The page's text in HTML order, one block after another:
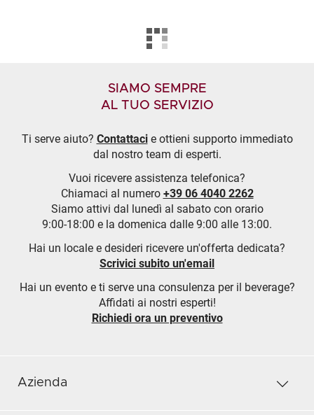
SIAMO SEMPRE
AL TUO SERVIZIO
Ti serve aiuto? Contattacie ottieni supporto immediato
dal nostro team di esperti.
Vuoi ricevere assistenza telefonica?
Chiamaci al numero +39 06 4040 2262
Siamo attivi dal lunedì al sabato con orario
9:00-18:00 e la domenica dalle 9:00 alle 13:00.
Hai un locale e desideri ricevere un'offerta dedicata?
Scrivici subito un'email
Hai un evento e ti serve una consulenza per il beverage?
Affidati ai nostri esperti!
Richiedi ora un preventivo
Azienda